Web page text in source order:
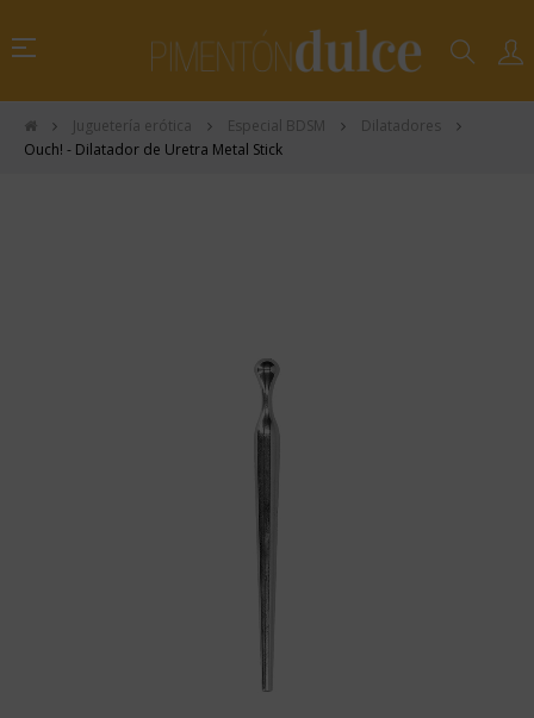
Navegación
palanca
☰
Juguetería erótica Especial BDSM
Dilatadores
Ouch! - Dilatador de Uretra Metal Stick